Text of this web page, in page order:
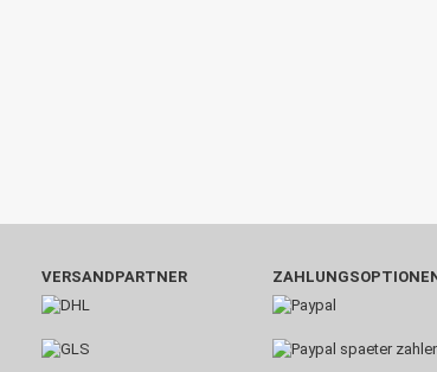
VERSANDPARTNER